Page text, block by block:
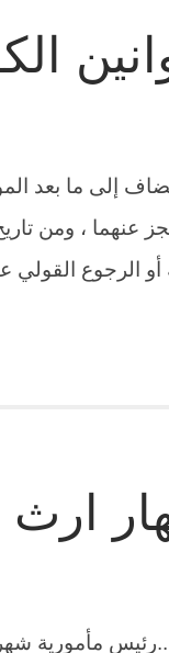
إلى ما بعد
عنهما ، ومن
الوصية أو الرجوع
ارث
مأمورية